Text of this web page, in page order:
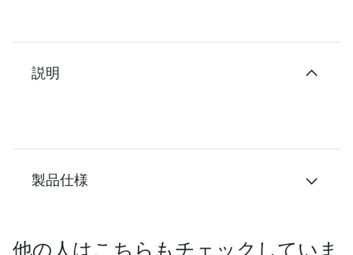
説明
製品仕様
他の人はこちらもチェックしていま